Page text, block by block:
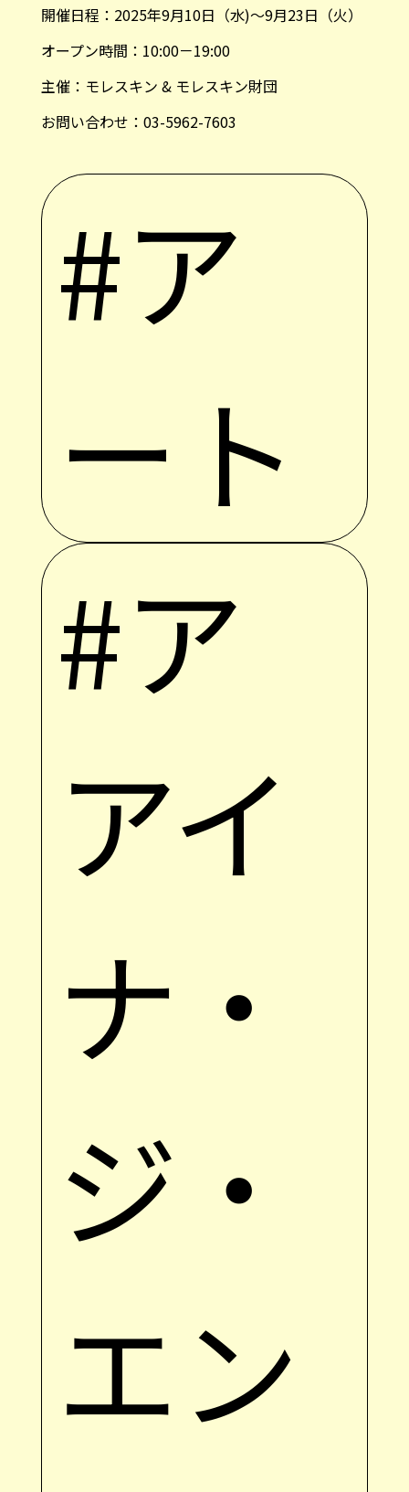
開催日程：2025年9月10日（水)～9月23日（火）
オープン時間：10:00－19:00
主催：モレスキン & モレスキン財団
お問い合わせ：03-5962-7603
#ア
ート
#ア
アイ
ナ・
ジ・
エン